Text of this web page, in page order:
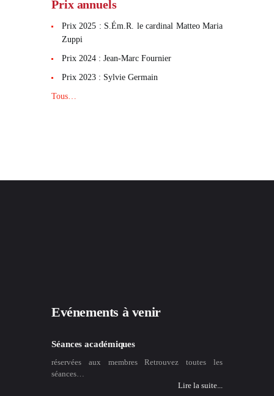
Prix annuels
Prix 2025 : S.Ém.R. le cardinal Matteo Maria
Zuppi
Prix 2024 : Jean-Marc Fournier
Prix 2023 : Sylvie Germain
Tous…
Evénements à venir
Séances académiques
réservées aux membres Retrouvez toutes les
séances…
Lire la suite...